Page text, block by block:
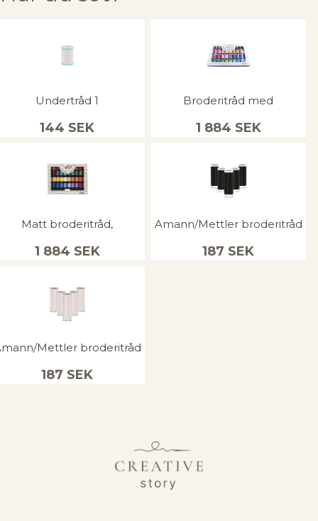
Undertråd 1
144 SEK
Broderitråd med
1 884 SEK
Matt broderitråd,
1 884 SEK
Amann/Mettler broderitråd
187 SEK
Mettler broderitråd
187 SEK